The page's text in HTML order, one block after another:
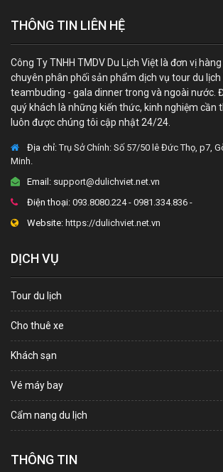
THÔNG TIN LIÊN HỆ
Công Ty TNHH TMDV Du Lịch Việt là đơn vị
chuyên phân phối sản phẩm dịch vụ tour du lịch
teambuding - gala dinner trong và ngoài nước.
quý khách là những kiến thức, kinh nghiệm cần
luôn được chúng tôi cập nhật 24/24.
Địa chỉ:Trụ Sở Chính: Số 57/50 lê Đức Thọ, p7,
Minh.
Email: support@dulichviet.net.vn
Điện thoại: 093.8080.224 - 0981.334.836 -
Website: https://dulichviet.net.vn
DỊCH VỤ
Tour du lịch
Cho thuê xe
Khách sạn
Vé máy bay
Cẩm nang du lịch
THÔNG TIN